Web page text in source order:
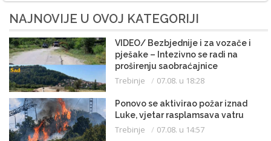
NAJNOVIJE U OVOJ KATEGORIJI
VIDEO/ Bezbjednije i za vozače i
pješake – Intezivno se radi na
proširenju saobraćajnice
Trebinje 07.08. u 18:28
Ponovo se aktivirao požar iznad
Luke, vjetar rasplamsava vatru
Trebinje 07.08. u 14:57